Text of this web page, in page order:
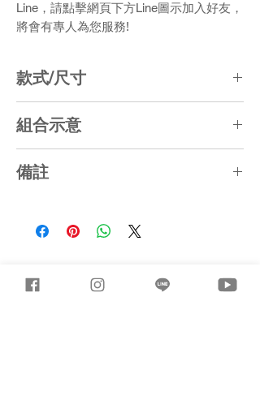
Line，請點擊網頁下方Line圖示加入好友，
將會有專人為您服務!
款式/尺寸
【W49】L49 x W53.5 x T8 (CM)
組合示意
整，依設計單位指示排列。
備註
±1CM
2. 產品顏色局部採「漸層、失色、色差」
3. 綠建材認可產品
4. 組合磚表面紋理以送審紋理為準